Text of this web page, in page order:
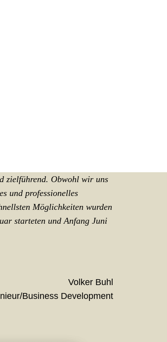
zielführend. Obwohl wir uns
und professionelles
Möglichkeiten wurden
starteten und Anfang Juni
Volker Buhl
Business Development